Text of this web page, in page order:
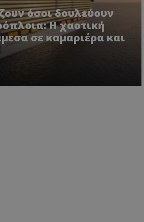
όσοι δουλεύουν
Η χαοτική
σε καμαριέρα και